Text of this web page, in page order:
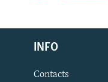
Русский
Українською
QOŞULIÑIZ!
INFO
Contacts